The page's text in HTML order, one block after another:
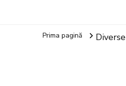
Prima pagină Diverse